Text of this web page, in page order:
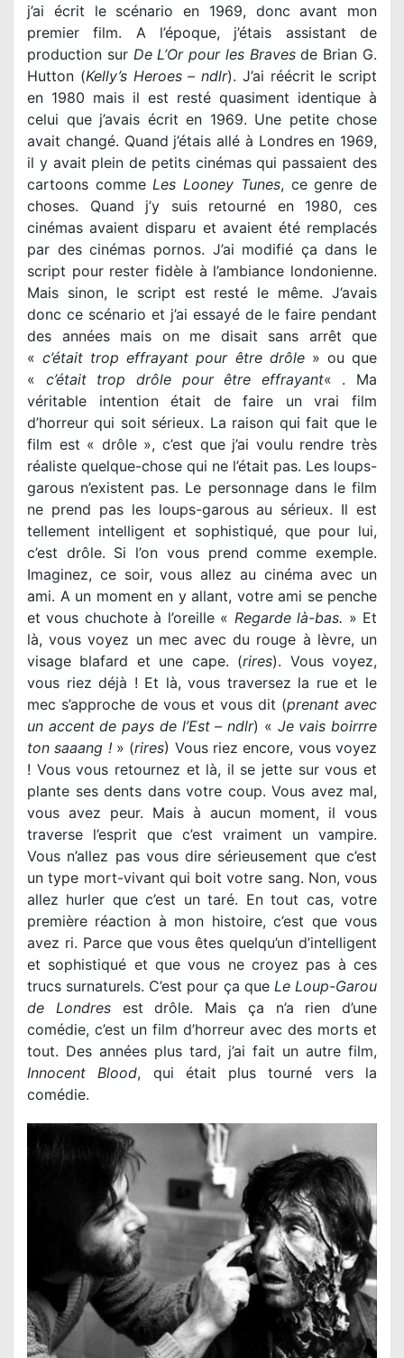
j’ai écrit le scénario en 1969, donc avant mon
premier film. A l’époque, j’étais assistant de
production sur De L’Or pour les Bravesde Brian G.
Hutton (Kelly’s Heroes – ndlr). J’ai réécrit le script
en 1980 mais il est resté quasiment identique à
celui que j’avais écrit en 1969. Une petite chose
avait changé. Quand j’étais allé à Londres en 1969,
il y avait plein de petits cinémas qui passaient des
cartoons commeLes Looney Tunes, ce genre de
choses. Quand j’y suis retourné en 1980, ces
cinémas avaient disparu et avaient été remplacés
par des cinémas pornos. J’ai modifié ça dans le
script pour rester fidèle à l’ambiance londonienne.
Mais sinon, le script est resté le même. J’avais
donc ce scénario et j’ai essayé de le faire pendant
des années mais on me disait sans arrêt que
«c’était trop effrayant pour être drôle» ou que
« c’était trop drôle pour être effrayant« . Ma
véritable intention était de faire un vrai film
d’horreur qui soit sérieux. La raison qui fait que le
film est « drôle », c’est que j’ai voulu rendre très
réaliste quelque-chose qui ne l’était pas. Les loups-
garous n’existent pas. Le personnage dans le film
ne prend pas les loups-garous au sérieux. Il est
tellement intelligent et sophistiqué, que pour lui,
c’est drôle. Si l’on vous prend comme exemple.
Imaginez, ce soir, vous allez au cinéma avec un
ami. A un moment en y allant, votre ami se penche
et vous chuchote à l’oreille « Regarde là-bas. » Et
là, vous voyez un mec avec du rouge à lèvre, un
visage blafard et une cape. (rires). Vous voyez,
vous riez déjà ! Et là, vous traversez la rue et le
mec s’approche de vous et vous dit (prenant avec
un accent de pays de l’Est – ndlr) « Je vais boirrre
ton saaang !» (rires) Vous riez encore, vous voyez
! Vous vous retournez et là, il se jette sur vous et
plante ses dents dans votre coup. Vous avez mal,
vous avez peur. Mais à aucun moment, il vous
traverse l’esprit que c’est vraiment un vampire.
Vous n’allez pas vous dire sérieusement que c’est
un type mort-vivant qui boit votre sang. Non, vous
allez hurler que c’est un taré. En tout cas, votre
première réaction à mon histoire, c’est que vous
avez ri. Parce que vous êtes quelqu’un d’intelligent
et sophistiqué et que vous ne croyez pas à ces
trucs surnaturels. C’est pour ça que Le Loup-Garou
de Londres est drôle. Mais ça n’a rien d’une
comédie, c’est un film d’horreur avec des morts et
tout. Des années plus tard, j’ai fait un autre film,
Innocent Blood, qui était plus tourné vers la
comédie.